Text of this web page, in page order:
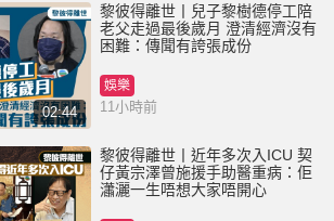
02:44
黎彼得離世丨兒子黎樹德停工陪
老父走過最後歲月 澄清經濟沒有
困難：傳聞有誇張成份
娛樂
11小時前
黎彼得離世丨近年多次入ICU 契
仔黃宗澤曾施援手助醫重病：佢
瀟灑一生唔想大家唔開心